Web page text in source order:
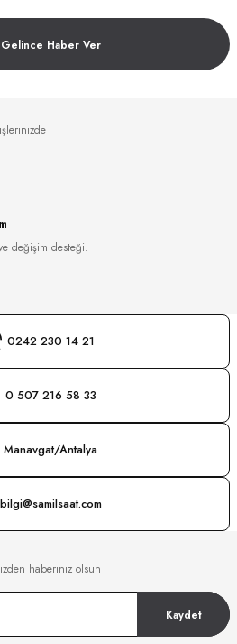
Gelince Haber Ver
değişim desteği.
0242 230 14 21
0 507 216 58 33
Manavgat/Antalya
bilgi@samilsaat.com
haberiniz olsun
Kaydet